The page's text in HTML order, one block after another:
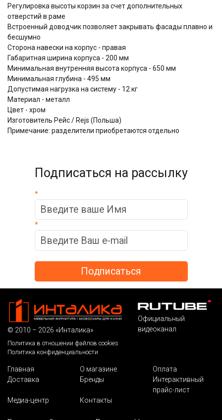
Регулировка высоты корзин за счет дополнительных
отверстий в раме
Встроенный доводчик позволяет закрывать фасады плавно и
бесшумно
Сторона навески на корпус - правая
Габаритная ширина корпуса - 200 мм
Минимальная внутренняя высота корпуса - 650 мм
Минимальная глубина - 495 мм
Допустимая нагрузка на систему - 12 кг
Материал - металл
Цвет - хром
Изготовитель Рейс / Rejs (Польша)
Примечание: разделители приобретаются отдельно
Подписаться на рассылку
*
*
© 2010 – 2026 «Инталика»
Политика в отношении файлов cookies
Политика конфиденциальности
Официальный
видеоканал
Главная О магазине
Оплата
Доставка
Бренды
Интерактивный
прайс-лист
Медиа-центр
Контакты